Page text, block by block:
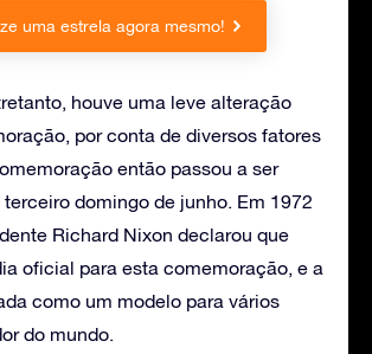
uma estrela agora mesmo!
houve uma leve alteração
por conta de diversos fatores
então passou a ser
domingo de junho. Em 1972
Richard Nixon declarou que
oficial para esta comemoração, e a
como um modelo para vários
do mundo.